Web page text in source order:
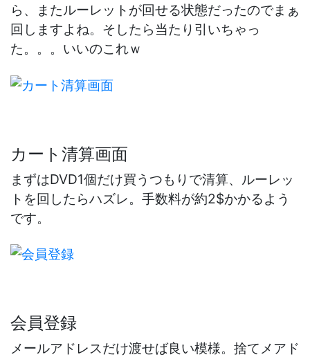
ら、またルーレットが回せる状態だったのでまぁ
回しますよね。そしたら当たり引いちゃっ
た。。。いいのこれｗ
カート清算画面
まずはDVD1個だけ買うつもりで清算、ルーレッ
トを回したらハズレ。手数料が約2$かかるよう
です。
会員登録
メールアドレスだけ渡せば良い模様。捨てメアド